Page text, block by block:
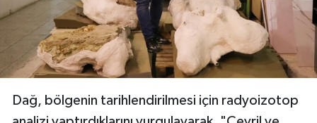
Dağ, bölgenin tarihlendirilmesi için radyoizotop